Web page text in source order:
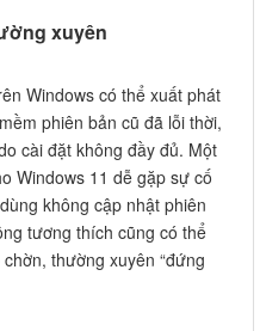
xuyên
Windows có thể xuất phát
phiên bản cũ đã lỗi thời,
cài đặt không đầy đủ. Một
Windows 11 dễ gặp sự cố
không cập nhật phiên
tương thích cũng có thể
thường xuyên “đứng